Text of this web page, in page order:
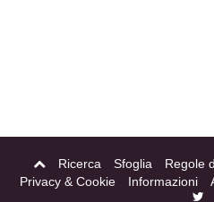
Ricerca Sfoglia Regole
Privacy & Cookie
Informazioni